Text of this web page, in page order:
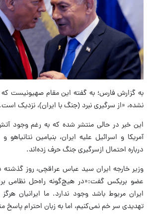
به گزارش فارس؛ به گفته این مقام
نشده، «از سرگیری نبرد (جنگ با ایران)، نزدیک
این خبر در حالی منتشر شده که به رغم وجود
آمریکا و اسرائیل علیه ایران، بنیامین نتانیاهو
درباره احتمال ازسرگیری جنگ حرف زده‌اند.
وزیر خارجه ایران سید عباس عراقچی، روز
عضو بریکس گفت:«در هیچ‌گونه راه‌حل نظامی
ایران مربوط باشد وجود ندارد. ما ایرانیان
تهدیدی سر خم نمی‌کنیم، اما به زبان احترام پاسخ